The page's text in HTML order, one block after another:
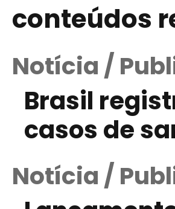
conteúdos
Notícia /
Brasil
casos de
Notícia /